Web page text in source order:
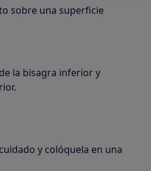
sobre una superficie
la bisagra inferior y
y colóquela en una